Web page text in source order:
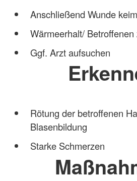
Anschließend Wunde
Wärmeerhalt/ Betroffenen
Ggf. Arzt aufsuchen
Rötung der betroffenen
Blasenbildung
Starke Schmerzen